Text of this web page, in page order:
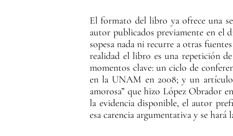
El formato del libro ya ofrece una
autor publicados previamente en el
sopesa nada ni recurre a otras
realidad el libro es una repetición
momentos clave: un ciclo de
en la UNAM en 2008; y un artículo
amorosa” que hizo López Obrador
la evidencia disponible, el autor
esa carencia argumentativa y se hará